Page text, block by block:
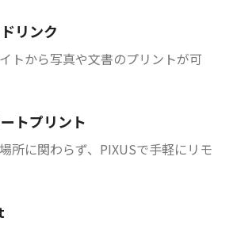
リンク
トから写真や文書のプリントが可
トプリント
所に関わらず、PIXUSで手軽にリモ